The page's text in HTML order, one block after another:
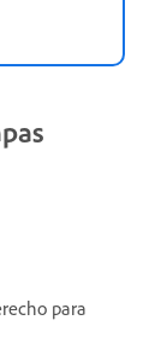
para